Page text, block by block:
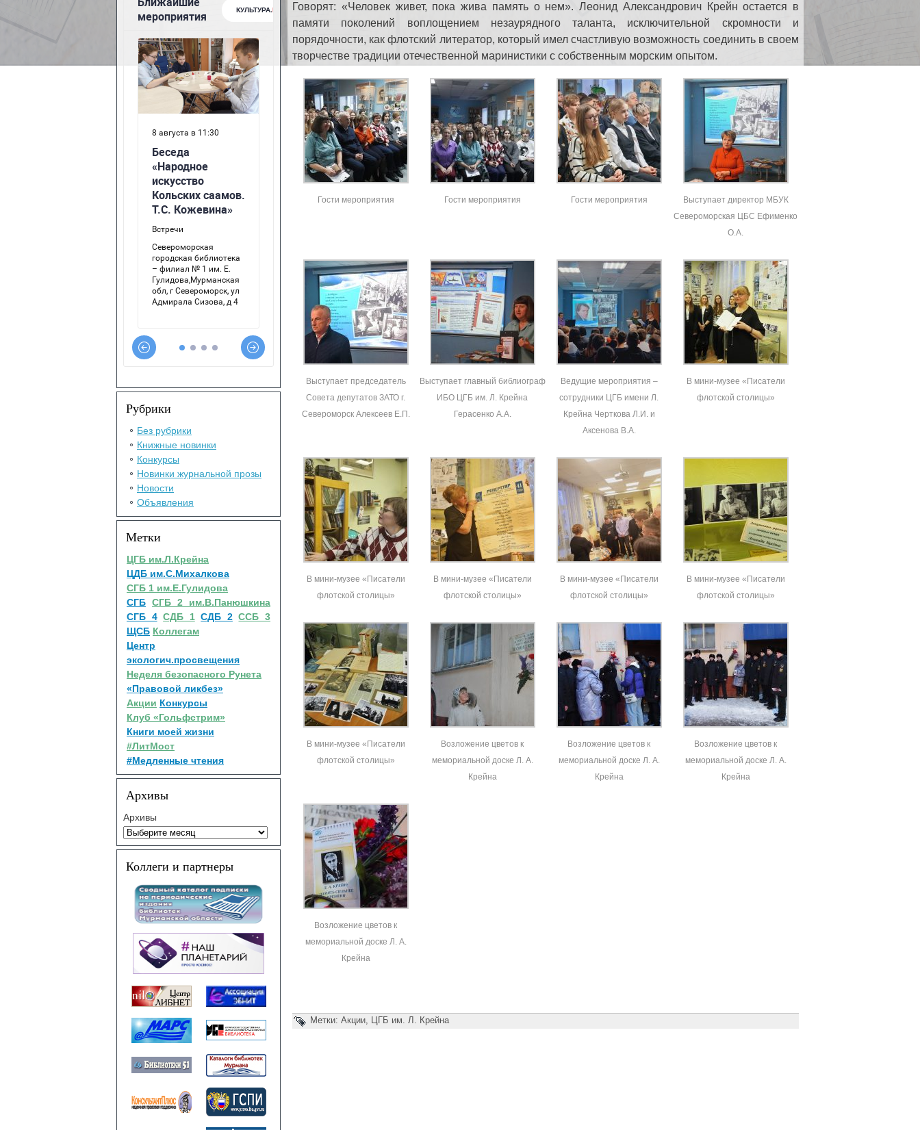
Рубрики
Без рубрики
Книжные новинки
Конкурсы
Новинки журнальной прозы
Новости
Объявления
Метки
ЦГБ им.Л.Крейна
ЦДБ им.С.Михалкова
СГБ 1 им.Е.Гулидова
СГБ СГБ 2 им.В.Панюшкина
СГБ 4 СДБ 1 СДБ 2 ССБ 3
ЩСБ Коллегам
Центр
экологич.просвещения
Неделя безопасного Рунета
«Правовой ликбез»
Акции Конкурсы
Клуб «Гольфстрим»
Книги моей жизни
#ЛитМост
#Медленные чтения
Архивы
Архивы
Коллеги и партнеры
Говорят: «Человек живет, пока жива память о нем». Леонид Александрович Крейн остается в
памяти поколений воплощением незаурядного таланта, исключительной скромности и
порядочности, как флотский литератор, который имел счастливую возможность соединить в своем
творчестве традиции отечественной маринистики с собственным морским опытом.
Гости мероприятия Гости мероприятия Гости мероприятия
Выступает директор МБУК
Североморская ЦБС Ефименко
О.А.
Выступает председатель
Совета депутатов ЗАТО г.
Североморск Алексеев Е.П.
Выступает главный библиограф
ИБО ЦГБ им. Л. Крейна
Герасенко А.А.
Ведущие мероприятия –
сотрудники ЦГБ имени Л.
Крейна Черткова Л.И. и
Аксенова В.А.
В мини-музее «Писатели
флотской столицы»
В мини-музее «Писатели
флотской столицы»
В мини-музее «Писатели
флотской столицы»
В мини-музее «Писатели
флотской столицы»
В мини-музее «Писатели
флотской столицы»
В мини-музее «Писатели
флотской столицы»
Возложение цветов к
мемориальной доске Л. А.
Крейна
Возложение цветов к
мемориальной доске Л. А.
Крейна
Возложение цветов к
мемориальной доске Л. А.
Крейна
Возложение цветов к
мемориальной доске Л. А.
Крейна
Метки: Акции, ЦГБ им. Л. Крейна